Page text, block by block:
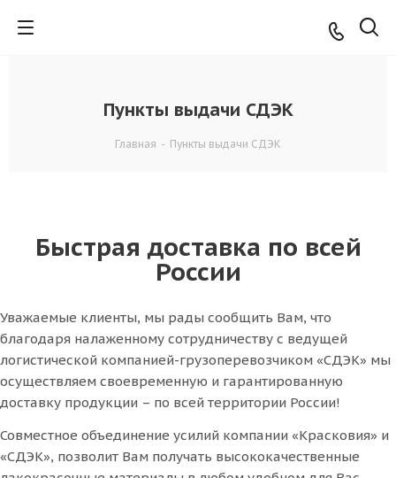
Пункты выдачи СДЭК
Главная - Пункты выдачи СДЭК
Быстрая доставка по всей
России
Уважаемые клиенты, мы рады сообщить Вам, что
благодаря налаженному сотрудничеству с ведущей
логистической компанией-грузоперевозчиком «СДЭК» мы
осуществляем своевременную и гарантированную
доставку продукции – по всей территории России!
Совместное объединение усилий компании «Красковия» и
«СДЭК», позволит Вам получать высококачественные